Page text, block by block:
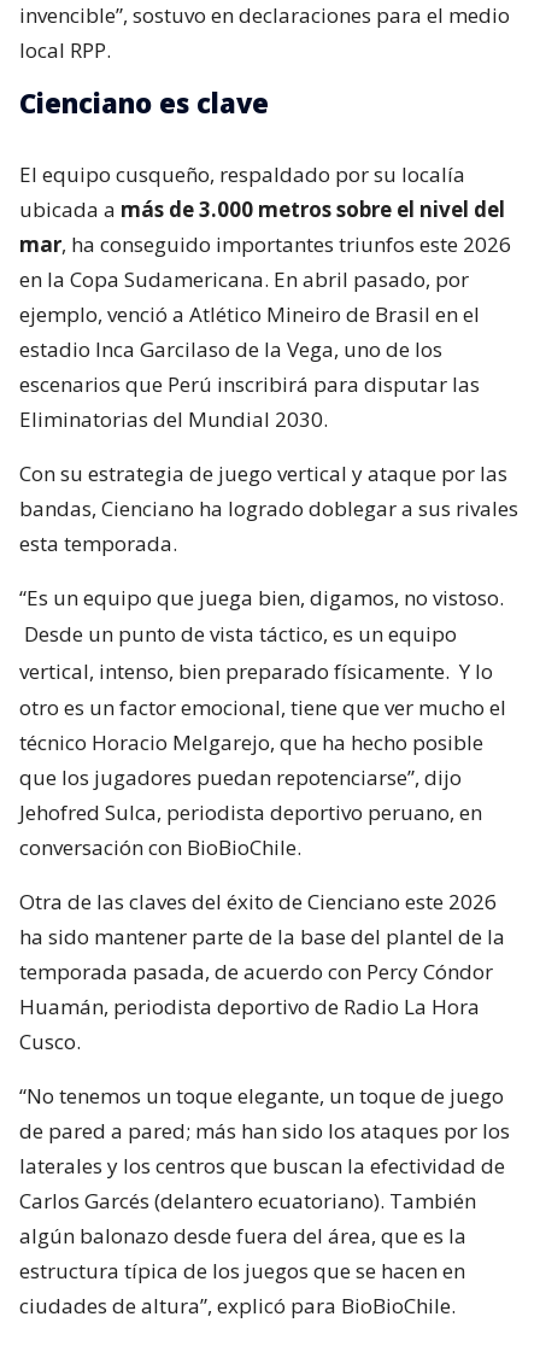
invencible”, sostuvo en declaraciones para el medio
local RPP.
Cienciano es clave
El equipo cusqueño, respaldado por su localía
ubicada a más de 3.000 metros sobre el nivel del
mar, ha conseguido importantes triunfos este 2026
en la Copa Sudamericana. En abril pasado, por
ejemplo, venció a Atlético Mineiro de Brasil en el
estadio Inca Garcilaso de la Vega, uno de los
escenarios que Perú inscribirá para disputar las
Eliminatorias del Mundial 2030.
Con su estrategia de juego vertical y ataque por las
bandas, Cienciano ha logrado doblegar a sus rivales
esta temporada.
“Es un equipo que juega bien, digamos, no vistoso.
Desde un punto de vista táctico, es un equipo
vertical, intenso, bien preparado físicamente. Y lo
otro es un factor emocional, tiene que ver mucho el
técnico Horacio Melgarejo, que ha hecho posible
que los jugadores puedan repotenciarse”, dijo
Jehofred Sulca, periodista deportivo peruano, en
conversación con BioBioChile.
Otra de las claves del éxito de Cienciano este 2026
ha sido mantener parte de la base del plantel de la
temporada pasada, de acuerdo con Percy Cóndor
Huamán, periodista deportivo de Radio La Hora
Cusco.
“No tenemos un toque elegante, un toque de juego
de pared a pared; más han sido los ataques por los
laterales y los centros que buscan la efectividad de
Carlos Garcés (delantero ecuatoriano). También
algún balonazo desde fuera del área, que es la
estructura típica de los juegos que se hacen en
ciudades de altura”, explicó para BioBioChile.